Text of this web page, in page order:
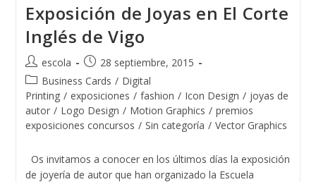
Belleza
España
2015
Tendrá
Sabor
Gallego
Exposición de Joyas en El Corte
Inglés de Vigo
Autor
de
la
entrada:
escola
Publicación
de
la
entrada:
28 septiembre, 2015
Categoría
de
la
entrada:
Business Cards / Digital
Printing / exposiciones / fashion / Icon Design / joyas de
autor / Logo Design / Motion Graphics / premios
exposiciones concursos / Sin categoría / Vector Graphics
Os invitamos a conocer en los últimos días la exposición
de joyería de autor que han organizado la Escuela